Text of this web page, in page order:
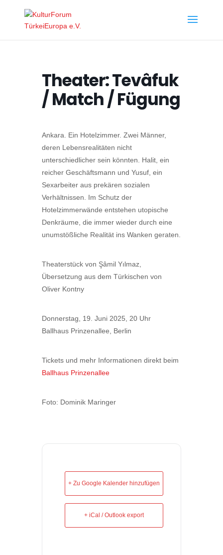
Theater: Tevâfuk
/ Match / Fügung
Ankara. Ein Hotelzimmer. Zwei Männer,
deren Lebensrealitäten nicht
unterschiedlicher sein könnten. Halit, ein
reicher Geschäftsmann und Yusuf, ein
Sexarbeiter aus prekären sozialen
Verhältnissen. Im Schutz der
Hotelzimmerwände entstehen utopische
Denkräume, die immer wieder durch eine
unumstößliche Realität ins Wanken geraten.
Theaterstück von Şâmil Yılmaz,
Übersetzung aus dem Türkischen von
Oliver Kontny
Donnerstag, 19. Juni 2025, 20 Uhr
Ballhaus Prinzenallee, Berlin
Tickets und mehr Informationen direkt beim
Ballhaus Prinzenallee
Foto: Dominik Maringer
+ Zu Google Kalender hinzufügen
+ iCal / Outlook export